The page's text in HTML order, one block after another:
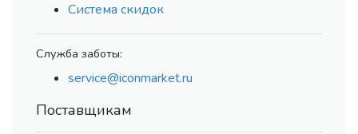
Система скидок
Служба заботы:
service@iconmarket.ru
Поставщикам